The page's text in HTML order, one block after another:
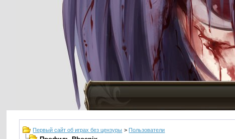
Первый сайт об играх без цензуры > Пользователи